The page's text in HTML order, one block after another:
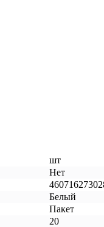
шт
Нет
Белый
Пакет
20